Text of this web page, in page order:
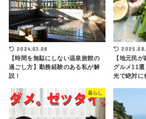
2024.03.08
【時間を無駄にしない温泉旅館の
過ごし方】勤務経験のある私が解
説！
【地元民
グルメ11
光で絶対に
暮らし